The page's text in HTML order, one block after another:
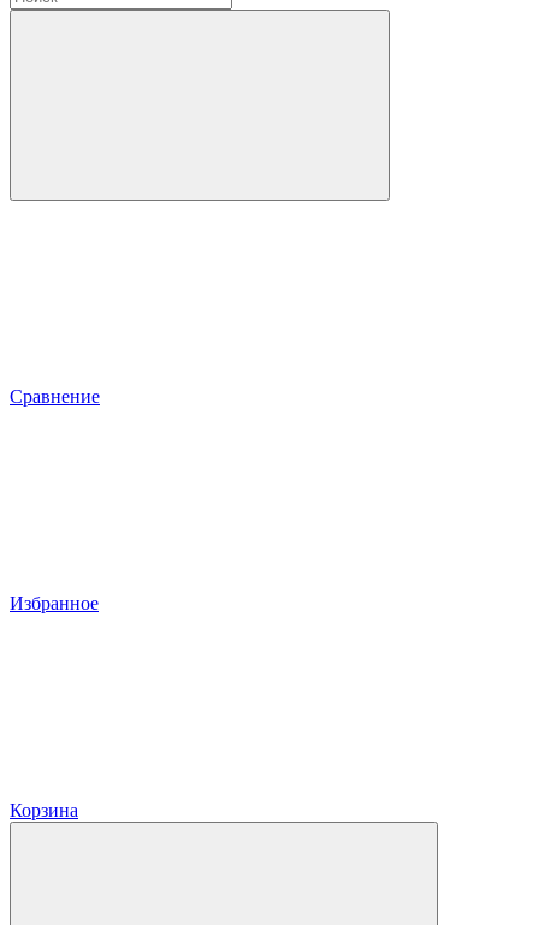
Сравнение
Избранное
Корзина